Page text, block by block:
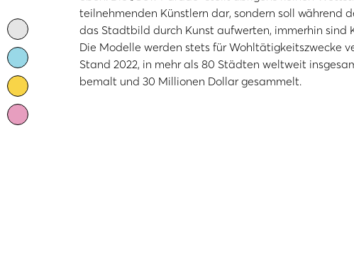
teilnehmenden Künstlern dar, sondern soll während
das Stadtbild durch Kunst aufwerten, immerhin sind
Die Modelle werden stets für Wohltätigkeitszwecke
Stand 2022, in mehr als 80 Städten weltweit
bemalt und 30 Millionen Dollar gesammelt.